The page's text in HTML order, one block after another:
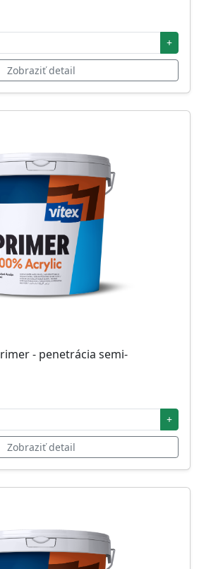
+
Zobraziť detail
- penetrácia semi-
+
Zobraziť detail